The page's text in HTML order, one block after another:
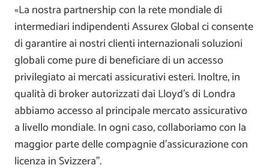
«La nostra partnership con la rete mondiale di
intermediari indipendenti Assurex Global ci consente
di garantire ai nostri clienti internazionali soluzioni
globali come pure di beneficiare di un accesso
privilegiato ai mercati assicurativi esteri. Inoltre, in
qualità di broker autorizzati dai Lloyd’s di Londra
abbiamo accesso al principale mercato assicurativo
a livello mondiale. In ogni caso, collaboriamo con la
maggior parte delle compagnie d’assicurazione con
licenza in Svizzera”.